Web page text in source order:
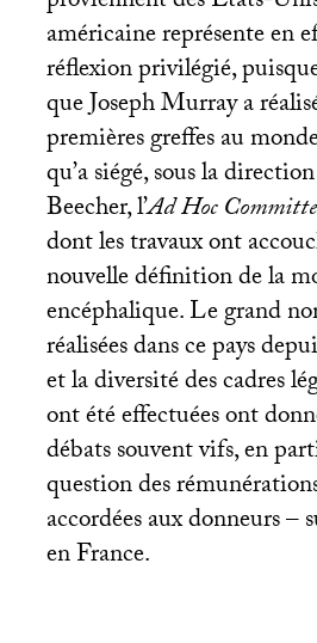
américaine représente en
réflexion privilégié,
que Joseph Murray a
premières greffes au
qu’a siégé, sous la
Beecher, l’Ad Hoc
dont les travaux ont
nouvelle définition de la
encéphalique. Le grand
réalisées dans ce pays
et la diversité des cadres
ont été effectuées ont
débats souvent vifs, en
question des
accordées aux donneurs –
en France.